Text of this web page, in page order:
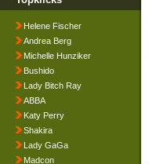
Helene Fischer
Andrea Berg
Michelle Hunziker
Bushido
Lady Bitch Ray
ABBA
Katy Perry
Shakira
Lady GaGa
Madcon